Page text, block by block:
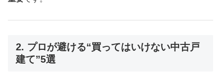
2. プロが避ける“買ってはいけない中古戸
建て”5選